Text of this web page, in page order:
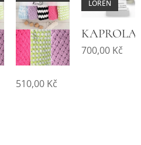
510,00 Kč
LOREN
700,00 Kč